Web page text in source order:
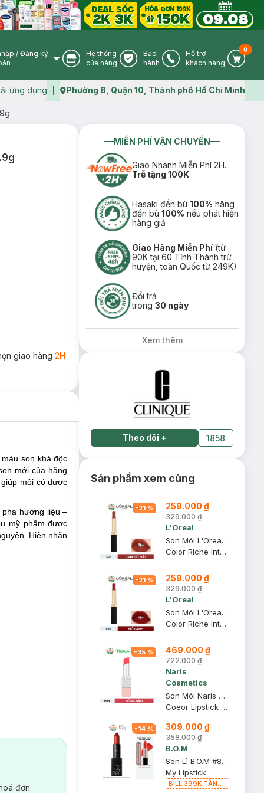
User Icon
/ Đăng ký
Store Icon
Hệ thống
cửa hàng
Warranty Icon
Bảo
hành
Phone Icon
Hỗ trợ
khách hàng
Cart
0
ứng dụng Map icon
Phường 8, Quận 10, Thành phố Hồ Chí Minh
giao hàng 2H
son khá độc
mới của hãng
môi có được
hương liệu –
mỹ phẩm được
Hiện nhãn
đơn
MIỄN PHÍ VẬN CHUYỂN
Giao Nhanh Miễn Phí 2H.
Trễ tặng 100K
Hasaki đền bù100% hãng
đền bù100% nếu phát hiện
hàng giả
Giao Hàng Miễn Phí (từ
90K tại 60 Tỉnh Thành trừ
huyện, toàn Quốc từ 249K)
Đổi trả
trong30 ngày
Xem thêm
Theo dõi + 1858
Sản phẩm xem cùng
-21% 259.000 ₫
329.000 ₫
L'Oreal
Son Môi L'Oreal Mịn Lì 129 I Lead - Cam Đỏ Đất 1.7g
Color Riche Intense Volume Matte
-21% 259.000 ₫
329.000 ₫
L'Oreal
Son Môi L'Oreal Mịn Lì Căng Mướt 666 I Win - Đỏ Lạnh 1.7g
Color Riche Intense Volume Matte
-35% 469.000 ₫
722.000 ₫
Naris
Cosmetics
Son Môi Naris Cosmetics Coeor P03 Hồng Đào 3.2g
Coeor Lipstick P03
-14 % 309.000 ₫
358.000 ₫
B.O.M
Son Lì B.O.M #808 My Warm Red - Đỏ Đất 3.5g
My Lipstick
BILL 399K TẶNG